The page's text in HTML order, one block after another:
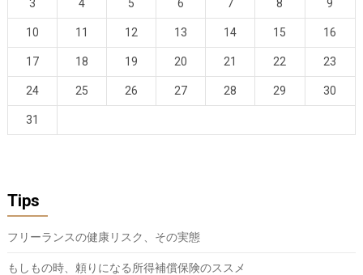
3 4 5 6 7 8 9
10 11 12 13 14 15 16
17 18 19 20 21 22 23
24 25 26 27 28 29 30
31
Tips
フリーランスの健康リスク、その実態
もしもの時、頼りになる所得補償保険のススメ